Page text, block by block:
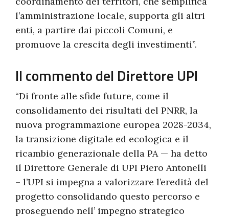
l’amministrazione locale, supporta gli altri
enti, a partire dai piccoli Comuni, e
promuove la crescita degli investimenti”.
Il commento del Direttore UPI
“Di fronte alle sfide future, come il
consolidamento dei risultati del PNRR, la
nuova programmazione europea 2028-2034,
la transizione digitale ed ecologica e il
ricambio generazionale della PA — ha detto
il Direttore Generale di UPI Piero Antonelli
– l’UPI si impegna a valorizzare l’eredità del
progetto consolidando questo percorso e
proseguendo nell’ impegno strategico